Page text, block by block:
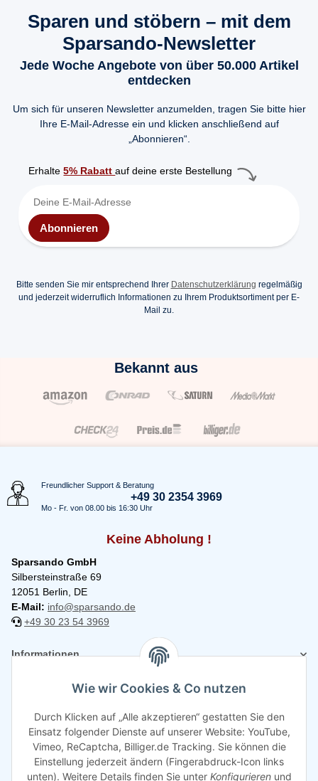
Sparen und stöbern – mit dem
Sparsando-Newsletter
Jede Woche Angebote von über 50.000 Artikel
entdecken
Um sich für unseren Newsletter anzumelden, tragen Sie bitte hier
Ihre E-Mail-Adresse ein und klicken anschließend auf
„Abonnieren“.
Erhalte5% Rabattauf deine erste Bestellung
Abonnieren
Bitte senden Sie mir entsprechend Ihrer Datenschutzerklärung regelmäßig
und jederzeit widerruflich Informationen zu Ihrem Produktsortiment per E-
Mail zu.
Bekannt aus
Freundlicher Support & Beratung
+49 30 2354 3969
Mo - Fr. von 08.00 bis 16:30 Uhr
Keine Abholung !
Sparsando GmbH
Silbersteinstraße 69
12051 Berlin, DE
E-Mail: info@sparsando.de
+49 30 23 54 3969
Informationen
Wie wir Cookies & Co nutzen
Durch Klicken auf „Alle akzeptieren“ gestatten Sie den
Einsatz folgender Dienste auf unserer Website: YouTube,
Vimeo, ReCaptcha, Billiger.de Tracking. Sie können die
Einstellung jederzeit ändern (Fingerabdruck-Icon links
unten). Weitere Details finden Sie unter Konfigurierenund